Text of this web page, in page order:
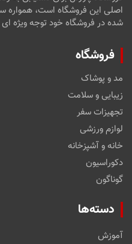
اصلی این فروشگاه است، همواره
شده در فروشگاه خود توجه ویژه
فروشگاه
مد و پوشاک
زیبایی و سلامت
تجهیزات سفر
لوازم ورزشی
خانه و آشپزخانه
دکوراسیون
گوناگون
دسته‌ها
آموزش